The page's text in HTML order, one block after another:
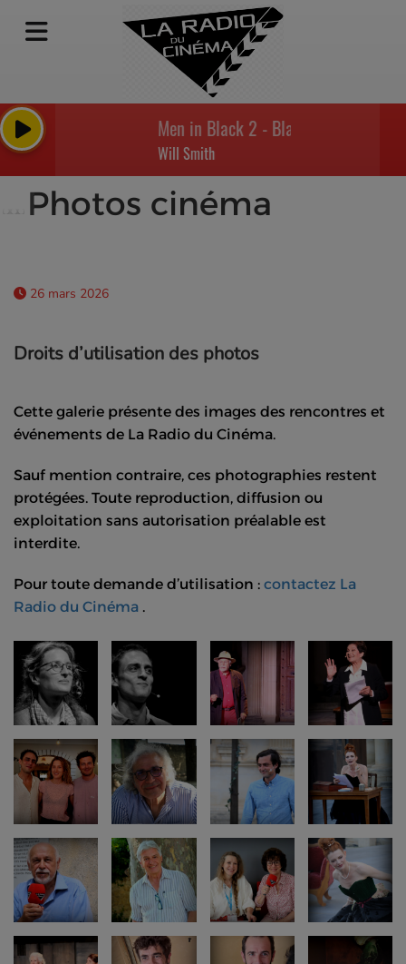
Men in Black 2 - Black Suits Comin'
Will Smith
Photos cinéma
26 mars 2026
Droits d’utilisation des photos
Cette galerie présente des images des rencontres et
événements de La Radio du Cinéma.
Sauf mention contraire, ces photographies restent
protégées. Toute reproduction, diffusion ou
exploitation sans autorisation préalable est
interdite.
Pour toute demande d’utilisation : contactez La
Radio du Cinéma .